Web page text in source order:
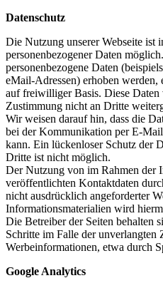
Datenschutz
Die Nutzung unserer Webseite ist
personenbezogener Daten
personenbezogene Daten
eMail-Adressen) erhoben
auf freiwilliger Basis. Diese
Zustimmung nicht an Dritte
Wir weisen darauf hin, dass die
bei der Kommunikation per E-
kann. Ein lückenloser Schutz der
Dritte ist nicht möglich.
Der Nutzung von im Rahmen der
veröffentlichten Kontaktdaten
nicht ausdrücklich angeforderter
Informationsmaterialien wird
Die Betreiber der Seiten behalten
Schritte im Falle der unverlangten
Werbeinformationen, etwa durch
Google Analytics